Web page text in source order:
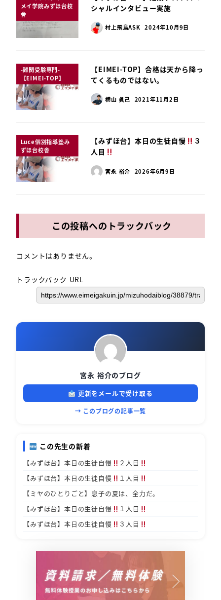
メイ学院みずほ台校
舎
シャルインタビュー実施
村上飛鳥ASK 2024年10月9日
-難関受験専門-
【EIMEI-TOP】
【EIMEI-TOP】合格は天から降っ
てくるものではない。
横山 眞己 2021年11月2日
Luce個別指導塾み
ずほ台校舎
【みずほ台】本日の生徒自慢
３
人目
宮永 裕介 2026年6月9日
この投稿へのトラックバック
コメントはありません。
トラックバック URL
宮永 裕介のブログ
更新をメールで受け取る
→ このブログの記事一覧
この先生の新着
【みずほ台】本日の生徒自慢
２人目
【みずほ台】本日の生徒自慢
１人目
【ミヤのひとりごと】息子の夏は、全力だ。
【みずほ台】本日の生徒自慢
１人目
【みずほ台】本日の生徒自慢
３人目